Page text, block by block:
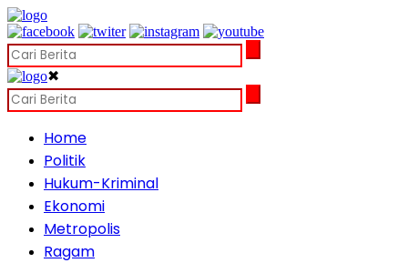
✖
Home
Politik
Hukum-Kriminal
Ekonomi
Metropolis
Ragam